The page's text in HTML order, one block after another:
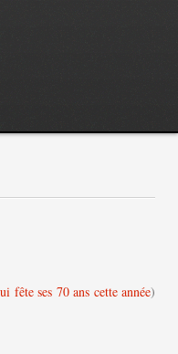
fête ses 70 ans cette année)